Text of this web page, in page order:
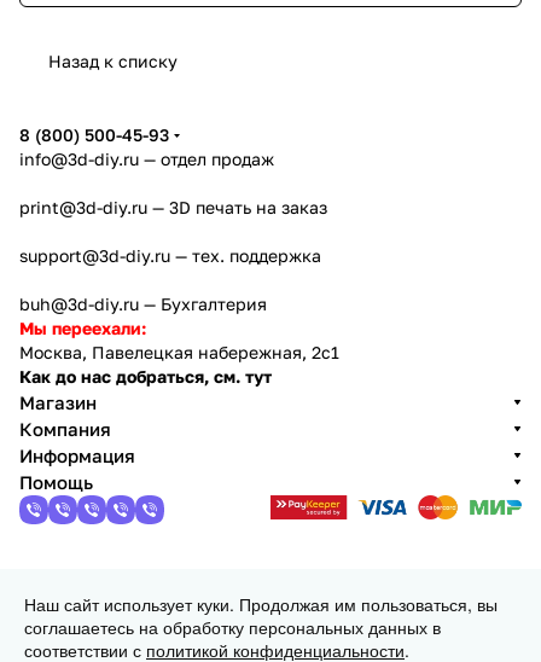
Назад к списку
8 (800) 500-45-93
info@3d-diy.ru — отдел продаж
print@3d-diy.ru — 3D печать на заказ
support@3d-diy.ru — тех. поддержка
buh@3d-diy.ru — Бухгалтерия
Мы переехали:
Москва, Павелецкая набережная, 2с1
Как до нас добраться, см. тут
Магазин
Компания
Информация
Помощь
комплектующих для 3D принтеров, ЧПУ станков и
робототехники
КонфиденциальностьОферта
Наш сайт использует куки. Продолжая им пользоваться, вы
соглашаетесь на обработку персональных данных в
соответствии с политикой конфиденциальности.